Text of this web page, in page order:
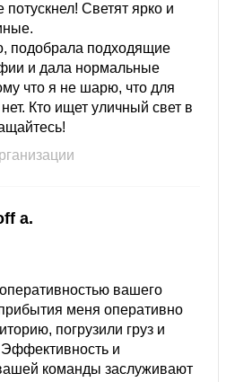
Светят ярко и
подобрала подходящие
и дала нормальные
что я не шарю, что для
Кто ищет уличный свет в
a.
вашего
меня оперативно
погрузили груз и
и
команды заслуживают